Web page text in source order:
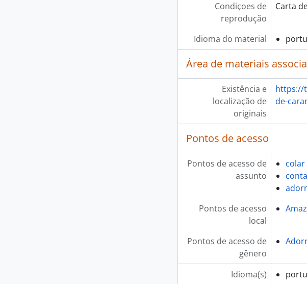
Condiçoes de
reprodução
Carta
Idioma do material
Área de materiais
Existência e
localização de
originais
https://
de-
Pontos de acesso
Pontos de acesso de
assunto
colar
Pontos de acesso
local
Pontos de acesso de
gênero
Idioma(s)